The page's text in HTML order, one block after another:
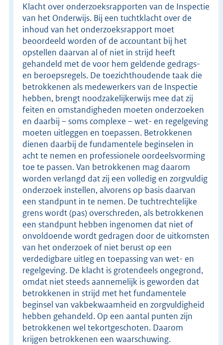
Klacht over onderzoeksrapporten van de Inspectie
van het Onderwijs. Bij een tuchtklacht over de
inhoud van het onderzoeksrapport moet
beoordeeld worden of de accountant bij het
opstellen daarvan al of niet in strijd heeft
gehandeld met de voor hem geldende gedrags-
en beroepsregels. De toezichthoudende taak die
betrokkenen als medewerkers van de Inspectie
hebben, brengt noodzakelijkerwijs mee dat zij
feiten en omstandigheden moeten onderzoeken
en daarbij – soms complexe – wet- en regelgeving
moeten uitleggen en toepassen. Betrokkenen
dienen daarbij de fundamentele beginselen in
acht te nemen en professionele oordeelsvorming
toe te passen. Van betrokkenen mag daarom
worden verlangd dat zij een volledig en zorgvuldig
onderzoek instellen, alvorens op basis daarvan
een standpunt in te nemen. De tuchtrechtelijke
grens wordt (pas) overschreden, als betrokkenen
een standpunt hebben ingenomen dat niet of
onvoldoende wordt gedragen door de uitkomsten
van het onderzoek of niet berust op een
verdedigbare uitleg en toepassing van wet- en
regelgeving. De klacht is grotendeels ongegrond,
omdat niet steeds aannemelijk is geworden dat
betrokkenen in strijd met het fundamentele
beginsel van vakbekwaamheid en zorgvuldigheid
hebben gehandeld. Op een aantal punten zijn
betrokkenen wel tekortgeschoten. Daarom
krijgen betrokkenen een waarschuwing.